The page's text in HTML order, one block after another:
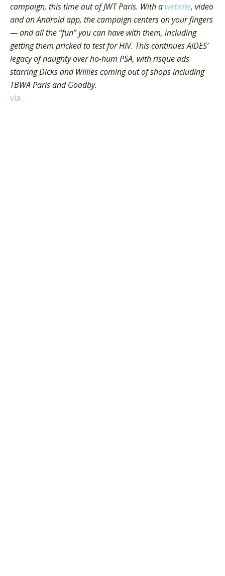
campaign, this time out of JWT Paris. With a website, video
and an Android app, the campaign centers on your fingers
— and all the “fun” you can have with them, including
getting them pricked to test for HIV. This continues AIDES’
legacy of naughty over ho-hum PSA, with risque ads
starring Dicks and Willies coming out of shops including
TBWA Paris and Goodby.
via